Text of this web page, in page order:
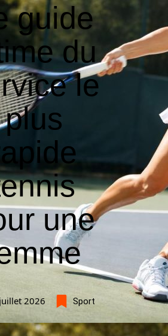
guide
du
le
plus
une
2026 Sport